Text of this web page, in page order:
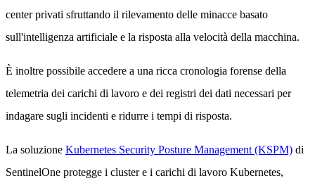
center privati sfruttando il rilevamento delle minacce basato
sull'intelligenza artificiale e la risposta alla velocità della macchina.
È inoltre possibile accedere a una ricca cronologia forense della
telemetria dei carichi di lavoro e dei registri dei dati necessari per
indagare sugli incidenti e ridurre i tempi di risposta.
La soluzione Kubernetes Security Posture Management (KSPM) di
SentinelOne protegge i cluster e i carichi di lavoro Kubernetes,